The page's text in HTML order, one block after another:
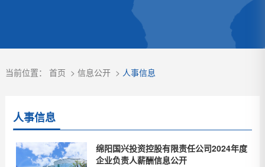
当前位置： 首页 > 信息公开> 人事信息
人事信息
绵阳国兴投资控股有限责任公司2024年度
企业负责人薪酬信息公开